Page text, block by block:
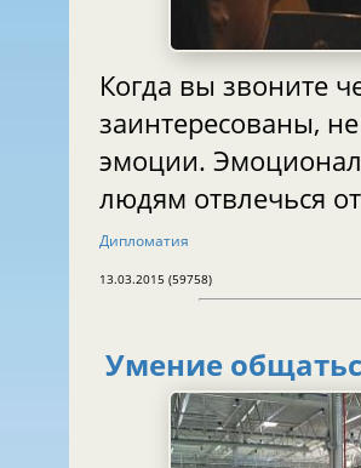
Когда вы звоните
заинтересованы,
эмоции.
людям
Дипломатия
13.03.2015 (59758)
Умение